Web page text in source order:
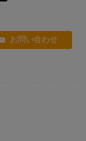
お問い合わせ